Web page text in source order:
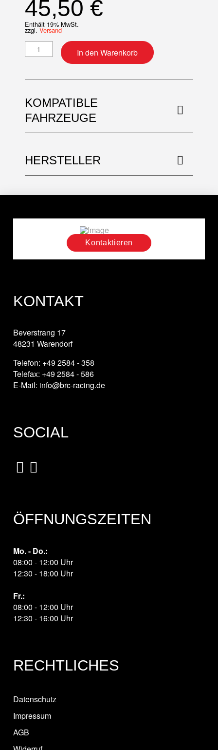
45,50 €
Enthält 19% MwSt.
zzgl. Versand
Lenkkopflager-Kit MengeIn den Warenkorb
KOMPATIBLE
FAHRZEUGE
HERSTELLER
Kontaktieren
KONTAKT
Beverstrang 17
48231 Warendorf
Telefon: +49 2584 - 358
Telefax: +49 2584 - 586
E-Mail: info@brc-racing.de
SOCIAL
ÖFFNUNGSZEITEN
Mo. - Do.:
08:00 - 12:00 Uhr
12:30 - 18:00 Uhr
Fr.:
08:00 - 12:00 Uhr
12:30 - 16:00 Uhr
RECHTLICHES
Datenschutz
Impressum
AGB